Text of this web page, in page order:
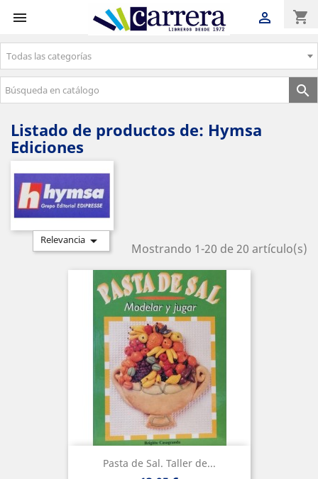
 shopping_cart

Envíos gratuitos a partir de 50€
Todas las categorías

Listado de productos de: Hymsa
Ediciones
Relevancia  Mostrando 1-20 de 20 artículo(s)
Pasta de Sal. Taller de...